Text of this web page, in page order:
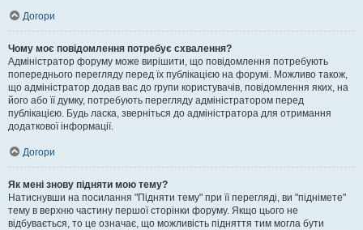
Догори
Чому моє повідомлення потребує схвалення?
Адміністратор форуму може вирішити, що повідомлення потребують
попереднього перегляду перед їх публікацією на форумі. Можливо також,
що адміністратор додав вас до групи користувачів, повідомлення яких, на
його або її думку, потребують перегляду адміністратором перед
публікацією. Будь ласка, зверніться до адміністратора для отримання
додаткової інформації.
Догори
Як мені знову підняти мою тему?
Натиснувши на посилання "Підняти тему" при її перегляді, ви "піднімете"
тему в верхню частину першої сторінки форуму. Якщо цього не
відбувається, то це означає, що можливість підняття тим могла бути